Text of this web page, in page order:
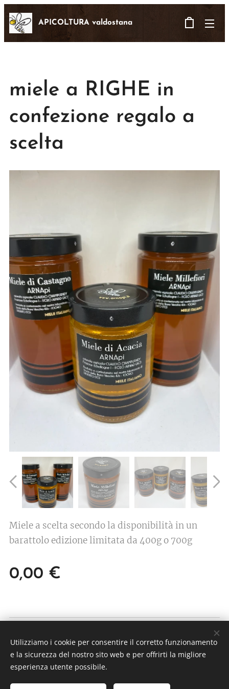
APICOLTURA valdostana
miele a RIGHE in
confezione regalo a
scelta
Miele a scelta secondo la disponibilità in un
barattolo edizione limitata da 400g o 700g
0,00 €
Frazione Echallogne 1 - 11020 Arnad (AO) P.IVA
01234870077
Utilizziamo i cookie per consentire il corretto funzionamento
e la sicurezza del nostro sito web e per offrirti la migliore
esperienza utente possibile.